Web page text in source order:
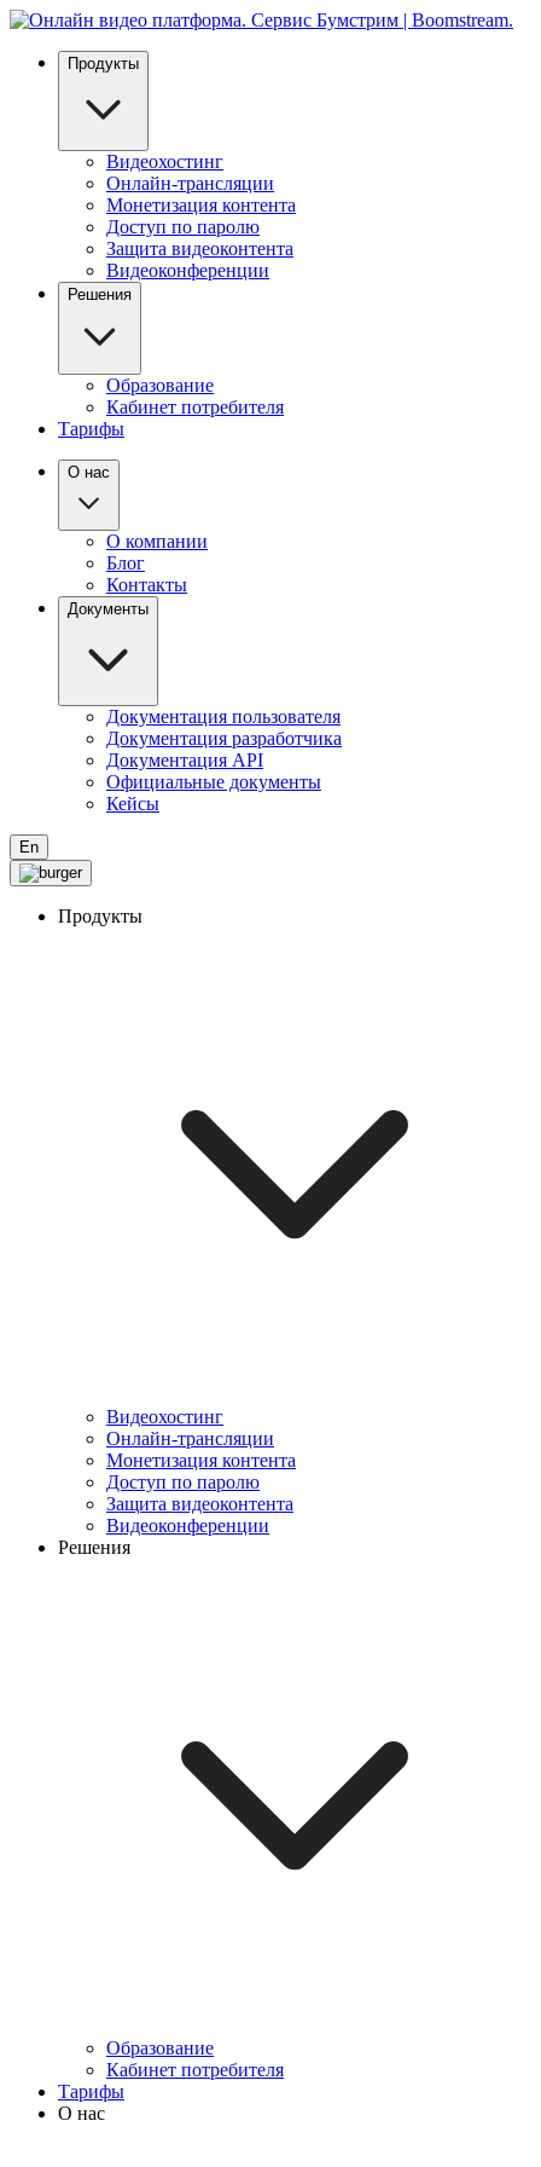
Продукты
Видеохостинг
Онлайн-трансляции
Монетизация контента
Доступ по паролю
Защита видеоконтента
Видеоконференции
Решения
Образование
Кабинет потребителя
Тарифы
О нас
О компании
Блог
Контакты
Документы
Документация пользователя
Документация разработчика
Документация API
Официальные документы
Кейсы
En
Продукты
Видеохостинг
Онлайн-трансляции
Монетизация контента
Доступ по паролю
Защита видеоконтента
Видеоконференции
Решения
Образование
Кабинет потребителя
Тарифы
О нас